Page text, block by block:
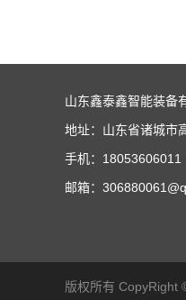
山东鑫泰鑫智能装备
地址：山东省诸城市
手机：
邮箱：
版权所有 CopyRight